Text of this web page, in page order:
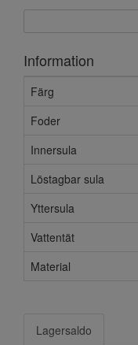
Information
Färg
Foder
Innersula
Löstagbar sula
Yttersula
Vattentät
Material
Lagersaldo